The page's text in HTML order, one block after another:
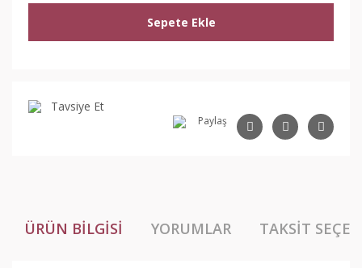
Sepete Ekle
Tavsiye Et
Paylaş
ÜRÜN BILGISI YORUMLAR TAKSIT